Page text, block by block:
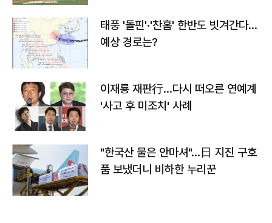
태풍 '돌핀'·'찬홈' 한반도 빗겨간다…
예상 경로는?
이재룡 재판行…다시 떠오른 연예계
'사고 후 미조치' 사례
"한국산 물은 안마셔"…日 지진 구호
품 보냈더니 비하한 누리꾼